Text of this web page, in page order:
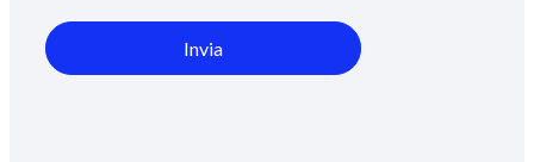
Invia